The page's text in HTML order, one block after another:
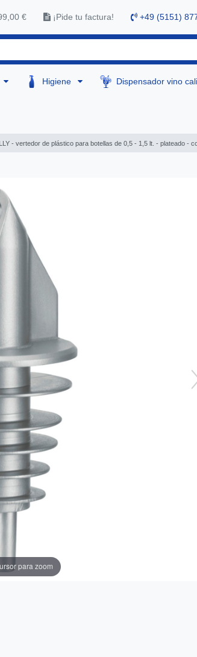
€ ¡Pide tu factura! +49 (5151)
Higiene Dispensador vino
- vertedor de plástico para botellas de 0,5 - 1,5 lt. - plateado -
para zoom